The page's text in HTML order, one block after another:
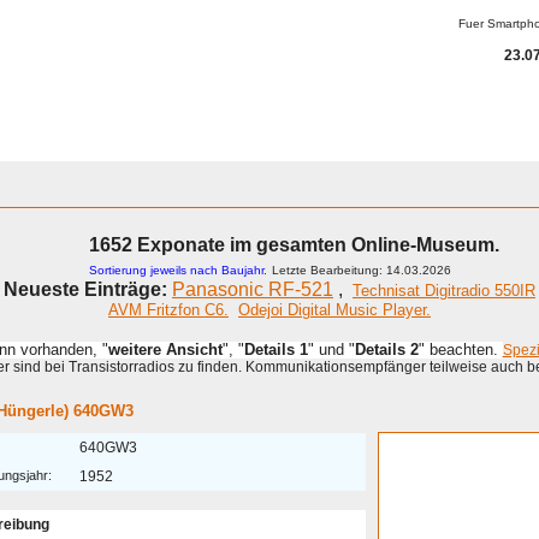
Fuer
1652 Exponate im gesamten Online-Museum.
Sortierung jeweils nach Baujahr. Letzte Bearbeitung: 14.03.2026
Neueste Einträge: Panasonic RF-521 , Technisat Digitradio 550IR
AVM Fritzfon C6. Odejoi Digital Music Player.
vorhanden, "weitere Ansicht", " Details 1" und " Details 2" beachten.
sind bei Transistorradios zu finden. Kommunikationsempfänger teilweise auch
640GW3
640GW3
1952